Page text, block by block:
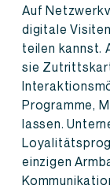
Auf
digitale
teilen kannst.
sie
Programme,
lassen.
einzigen